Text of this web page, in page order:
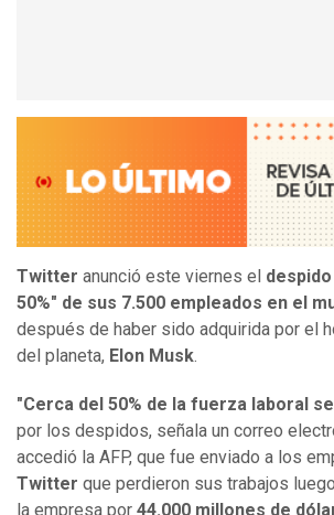
Twitter anunció este viernes el despido
50%" de sus 7.500 empleados en el
después de haber sido adquirida por el
del planeta, Elon Musk.
"Cerca del 50% de la fuerza laboral
por los despidos, señala un correo
accedió la AFP, que fue enviado a los
Twitter que perdieron sus trabajos
la empresa por 44.000 millones de